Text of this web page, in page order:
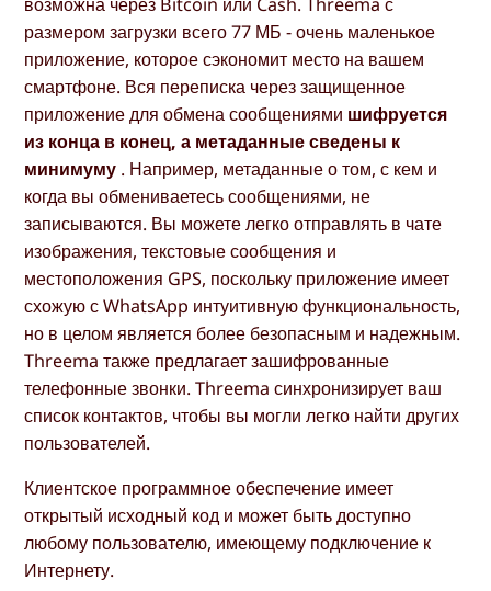
размером загрузки всего 77 МБ - очень маленькое
приложение, которое сэкономит место на вашем
смартфоне. Вся переписка через защищенное
приложение для обмена сообщениями шифруется
из конца в конец, а метаданные сведены к
минимуму . Например, метаданные о том, с кем и
когда вы обмениваетесь сообщениями, не
записываются. Вы можете легко отправлять в чате
изображения, текстовые сообщения и
местоположения GPS, поскольку приложение имеет
схожую с WhatsApp интуитивную функциональность,
но в целом является более безопасным и надежным.
Threema также предлагает зашифрованные
телефонные звонки. Threema синхронизирует ваш
список контактов, чтобы вы могли легко найти других
пользователей.
Клиентское программное обеспечение имеет
открытый исходный код и может быть доступно
любому пользователю, имеющему подключение к
Интернету.